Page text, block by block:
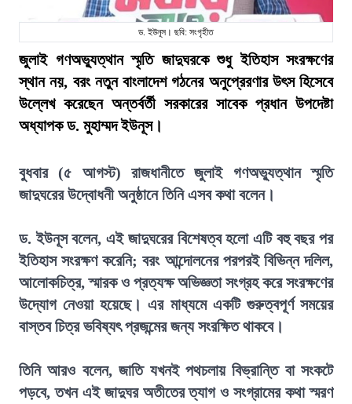
ড. ইউনূস। ছবি: সংগৃহীত
জুলাই গণঅভ্যুত্থান স্মৃতি জাদুঘরকে শুধু ইতিহাস সংরক্ষণের
স্থান নয়, বরং নতুন বাংলাদেশ গঠনের অনুপ্রেরণার উৎস হিসেবে
উল্লেখ করেছেন অন্তর্বর্তী সরকারের সাবেক প্রধান উপদেষ্টা
অধ্যাপক ড. মুহাম্মদ ইউনূস।
বুধবার (৫ আগস্ট) রাজধানীতে জুলাই গণঅভ্যুত্থান স্মৃতি
জাদুঘরের উদ্বোধনী অনুষ্ঠানে তিনি এসব কথা বলেন।
ড. ইউনূস বলেন, এই জাদুঘরের বিশেষত্ব হলো এটি বহু বছর পর
ইতিহাস সংরক্ষণ করেনি; বরং আন্দোলনের পরপরই বিভিন্ন দলিল,
আলোকচিত্র, স্মারক ও প্রত্যক্ষ অভিজ্ঞতা সংগ্রহ করে সংরক্ষণের
উদ্যোগ নেওয়া হয়েছে। এর মাধ্যমে একটি গুরুত্বপূর্ণ সময়ের
বাস্তব চিত্র ভবিষ্যৎ প্রজন্মের জন্য সংরক্ষিত থাকবে।
তিনি আরও বলেন, জাতি যখনই পথচলায় বিভ্রান্তি বা সংকটে
পড়বে, তখন এই জাদুঘর অতীতের ত্যাগ ও সংগ্রামের কথা স্মরণ